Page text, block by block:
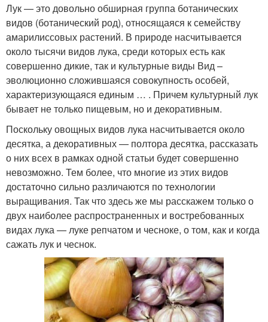
Лук — это довольно обширная группа ботанических
видов (ботанический род), относящаяся к семейству
амарилиссовых растений. В природе насчитывается
около тысячи видов лука, среди которых есть как
совершенно дикие, так и культурные виды Вид –
эволюционно сложившаяся совокупность особей,
характеризующаяся единым … . Причем культурный лук
бывает не только пищевым, но и декоративным.
Поскольку овощных видов лука насчитывается около
десятка, а декоративных — полтора десятка, рассказать
о них всех в рамках одной статьи будет совершенно
невозможно. Тем более, что многие из этих видов
достаточно сильно различаются по технологии
выращивания. Так что здесь же мы расскажем только о
двух наиболее распространенных и востребованных
видах лука — луке репчатом и чесноке, о том, как и когда
сажать лук и чеснок.